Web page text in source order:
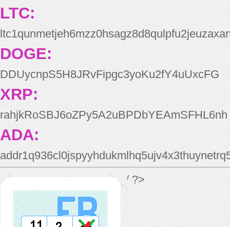
LTC:
DOGE:
DDUycnpS5H8JRvFipgc3yoKu2fY4uUxcFG
XRP:
rahjkRoSBJ6oZPy5A2uBPDbYEAmSFHL6nh
ADA:
*/ ?>